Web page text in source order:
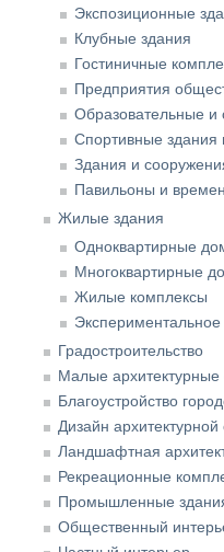
Экспозиционные
Клубные здания
Гостиничные
Предприятия
Образовательные и
Спортивные здания
Здания и
Павильоны и
Жилые здания
Одноквартирные
Многоквартирные
Жилые комплексы
Градостроительство
Малые
Благоустройство
Дизайн
Ландшафтная
Рекреационные
Промышленные
Общественный